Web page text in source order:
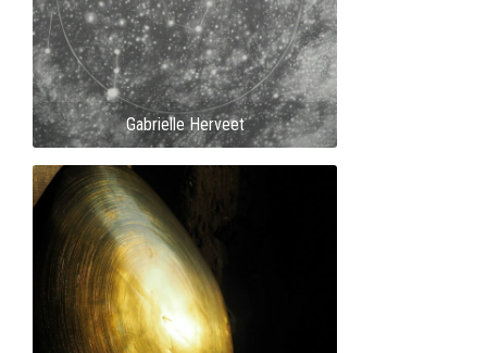
Gabrielle Herveet